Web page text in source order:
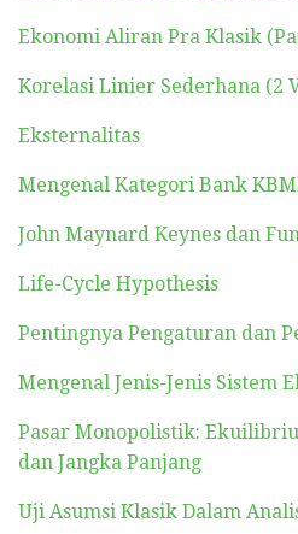
Ekonomi Aliran Pra Klasik
Korelasi Linier Sederhana (2
Eksternalitas
Mengenal Kategori Bank
John Maynard Keynes dan
Life-Cycle Hypothesis
Pentingnya Pengaturan dan
Mengenal Jenis-Jenis Sistem
Pasar Monopolistik:
dan Jangka Panjang
Uji Asumsi Klasik Dalam